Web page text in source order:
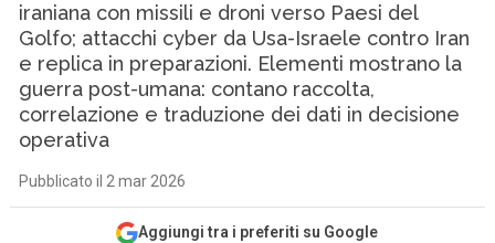
iraniana con missili e droni verso Paesi del
Golfo; attacchi cyber da Usa-Israele contro Iran
e replica in preparazioni. Elementi mostrano la
guerra post-umana: contano raccolta,
correlazione e traduzione dei dati in decisione
operativa
Pubblicato il 2 mar 2026
Aggiungi tra i preferiti su Google